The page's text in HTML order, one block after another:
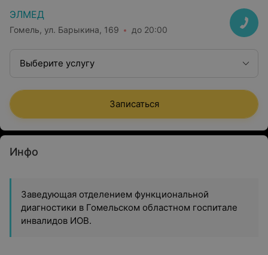
ЭЛМЕД
Гомель, ул. Барыкина, 169 до 20:00
Выберите услугу
Записаться
Инфо
Заведующая отделением функциональной
диагностики в Гомельском областном госпитале
инвалидов ИОВ.